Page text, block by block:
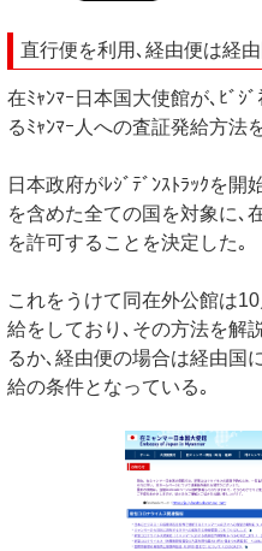
直行便を利用､経由便は経
在ﾐｬﾝﾏｰ日本国大使館が､ﾋﾞｼ
るﾐｬﾝﾏｰ人への査証発給方法
日本政府がﾚｼﾞﾃﾞﾝｽﾄﾗｯｸを開
を含めた全ての国を対象に､
を許可することを決定した｡
これをうけて同在外公館は
給をしており､その方法を解
るか､経由便の場合は経由国
給の条件となっている｡